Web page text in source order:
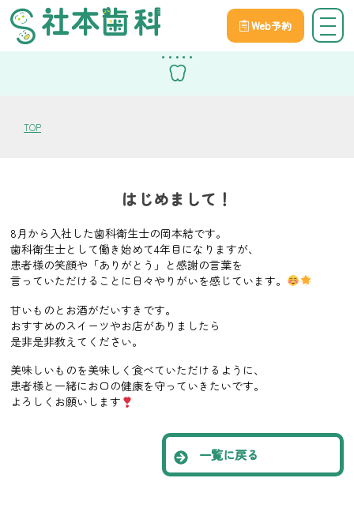
Web予約
スタッフブログ
TOP
はじめまして！
8 月から入社した歯科衛生士の岡本結です。
歯科衛生士として働き始めて4年目になりますが、
患者様の笑顔や「ありがとう」と感謝の言葉を
言っていただけることに日々やりがいを感じています。
甘いものとお酒がだいすきです。
おすすめのスイーツやお店がありましたら
是非是非教えてください。
美味しいものを美味しく食べていただけるように、
患者様と一緒にお口の健康を守っていきたいです。
よろしくお願いします
一覧に戻る